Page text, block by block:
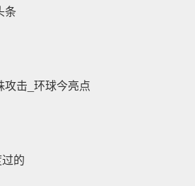
条
击_环球今亮点
的